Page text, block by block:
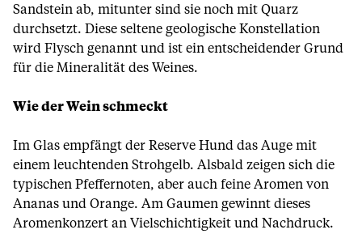
Sandstein ab, mitunter sind sie noch mit Quarz
durchsetzt. Diese seltene geologische Konstellation
wird Flysch genannt und ist ein entscheidender Grund
für die Mineralität des Weines.
Wie der Wein schmeckt
Im Glas empfängt der Reserve Hund das Auge mit
einem leuchtenden Strohgelb. Alsbald zeigen sich die
typischen Pfeffernoten, aber auch feine Aromen von
Ananas und Orange. Am Gaumen gewinnt dieses
Aromenkonzert an Vielschichtigkeit und Nachdruck.